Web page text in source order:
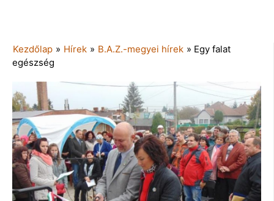
Kezdőlap » Hírek » B.A.Z.-megyei hírek » Egy falat
egészség